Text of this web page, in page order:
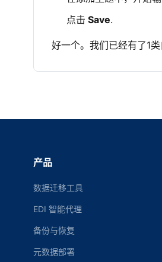
点击 Save.
好一个。我们已经有了1
产品
数据迁移工具
EDI 智能代理
备份与恢复
元数据部署